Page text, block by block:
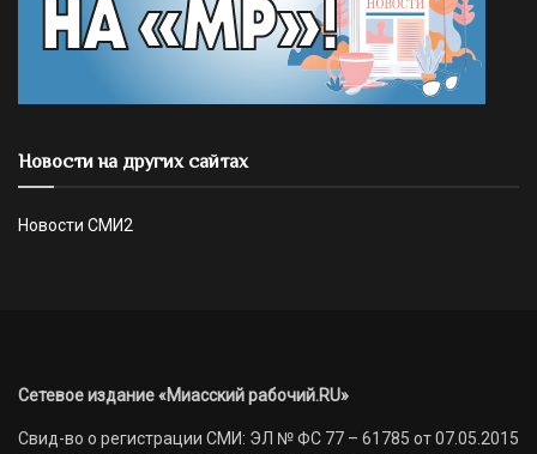
Новости на других сайтах
Новости СМИ2
Сетевое издание «Миасский рабочий.RU»
Свид-во о регистрации СМИ: ЭЛ № ФС 77 – 61785 от 07.05.2015